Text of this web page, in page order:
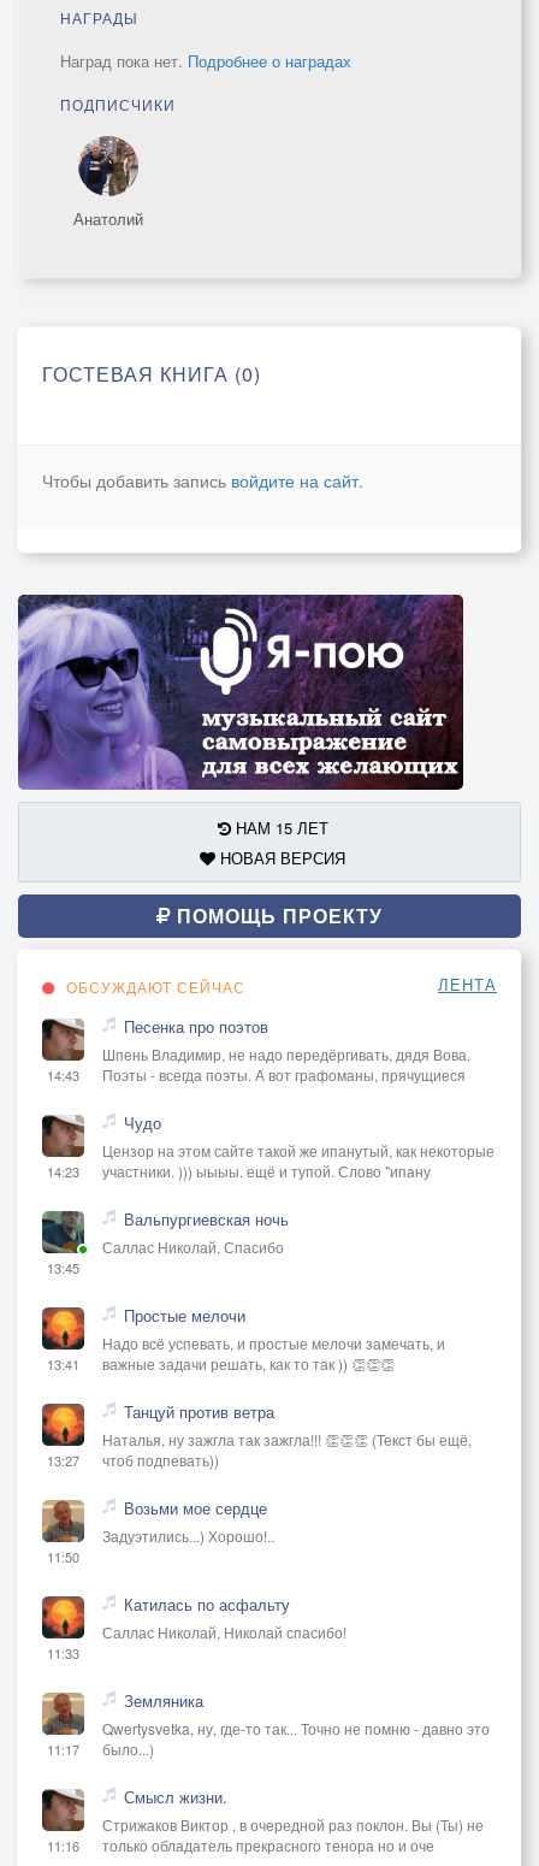
НАГРАДЫ
Наград пока нет. Подробнее о наградах
ПОДПИСЧИКИ
Анатолий
ГОСТЕВАЯ КНИГА (0)
Чтобы добавить запись войдите на сайт.
НАМ 15 ЛЕТ
НОВАЯ ВЕРСИЯ
ПОМОЩЬ ПРОЕКТУ
ОБСУЖДАЮТ СЕЙЧАС ЛЕНТА
14:43
Песенка про поэтов
Шпень Владимир, не надо передёргивать, дядя Вова.
Поэты - всегда поэты. А вот графоманы, прячущиеся
14:23
Чудо
Цензор на этом сайте такой же ипанутый, как некоторые
участники. ))) ыыыы. ещё и тупой. Слово "ипану
13:45
Вальпургиевская ночь
Саллас Николай, Спасибо
13:41
Простые мелочи
Надо всё успевать, и простые мелочи замечать, и
важные задачи решать, как то так )) 👏👏👏
13:27
Танцуй против ветра
Наталья, ну зажгла так зажгла!!! 👏👏👏 (Текст бы ещё,
чтоб подпевать))
11:50
Возьми мое сердце
Задуэтились...) Хорошо!..
11:33
Катилась по асфальту
Саллас Николай, Николай спасибо!
11:17
Земляника
Qwertysvetka, ну, где-то так... Точно не помню - давно это
было...)
11:16
Смысл жизни.
Стрижаков Виктор , в очередной раз поклон. Вы (Ты) не
только обладатель прекрасного тенора но и оче